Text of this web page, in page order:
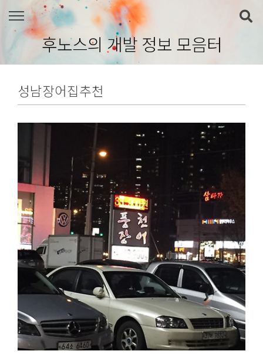
본문 바로가기
후노스의 개발 정보 모음터
성남장어집추천